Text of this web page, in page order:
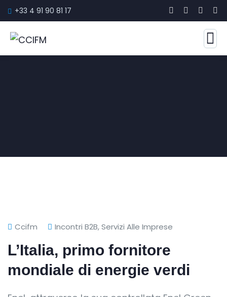
+33 4 91 90 81 17
Ccifm Incontri B2B,Servizi Alle Imprese
L’Italia, primo fornitore
mondiale di energie verdi